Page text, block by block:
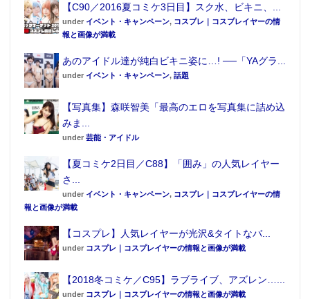
【C90／2016夏コミケ3日目】スク水、ビキニ、...
under イベント・キャンペーン, コスプレ｜コスプレイヤーの情
報と画像が満載
あのアイドル達が純白ビキニ姿に…! ──「YAグラ...
under イベント・キャンペーン, 話題
【写真集】森咲智美「最高のエロを写真集に詰め込
みま...
under 芸能・アイドル
【夏コミケ2日目／C88】「囲み」の人気レイヤー
さ...
under イベント・キャンペーン, コスプレ｜コスプレイヤーの情
報と画像が満載
【コスプレ】人気レイヤーが光沢&タイトなバ...
under コスプレ｜コスプレイヤーの情報と画像が満載
【2018冬コミケ／C95】ラブライブ、アズレン…...
under コスプレ｜コスプレイヤーの情報と画像が満載